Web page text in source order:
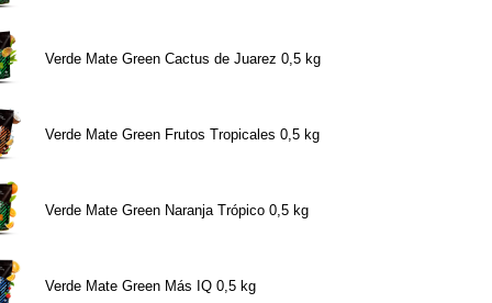
Verde Mate Green Cactus de Juarez 0,5 kg
Verde Mate Green Frutos Tropicales 0,5 kg
Verde Mate Green Naranja Trópico 0,5 kg
Verde Mate Green Más IQ 0,5 kg